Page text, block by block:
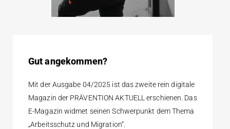
Gut angekommen?
Mit der Ausgabe 04/2025 ist das zweite rein digitale
Magazin der PRÄVENTION AKTUELL erschienen. Das
E-Magazin widmet seinen Schwerpunkt dem Thema
„Arbeitsschutz und Migration“.